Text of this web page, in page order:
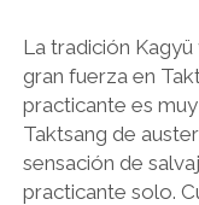
La tradición
gran fuerza en
practicante es
Taktsang de
sensación de
practicante solo.